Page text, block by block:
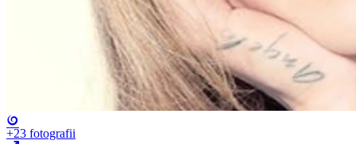
+23 fotografii